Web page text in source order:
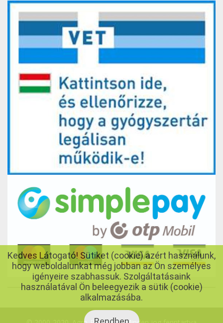
Kedves Látogató! Sütiket (cookie) azért használunk,
hogy weboldalunkat még jobban az Ön személyes
igényeire szabhassuk. Szolgáltatásaink
használatával Ön beleegyezik a sütik (cookie)
alkalmazásába.